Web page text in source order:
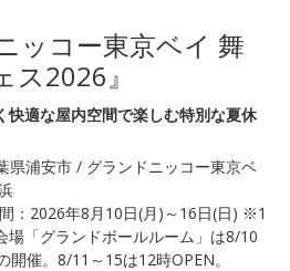
ッコー東京ベイ 舞
ス2026』
快適な屋内空間で楽しむ特別な夏休
県浦安市 / グランドニッコー東京ベ
： 2026年8月10日(月)～16日(日) ※1
場「グランドボールルーム」は8/10
開催。8/11～15は12時OPEN。